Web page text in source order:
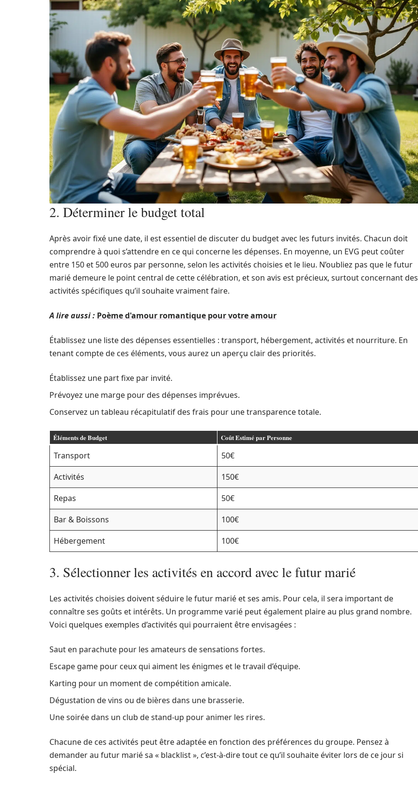
2. Déterminer le budget total
Après avoir fixé une date, il est essentiel de discuter du budget avec les futurs invités. Chacun doit
comprendre à quoi s’attendre en ce qui concerne les dépenses. En moyenne, un EVG peut coûter
entre 150 et 500 euros par personne, selon les activités choisies et le lieu. N’oubliez pas que le futur
marié demeure le point central de cette célébration, et son avis est précieux, surtout concernant des
activités spécifiques qu’il souhaite vraiment faire.
A lire aussi : Poème d'amour romantique pour votre amour
Établissez une liste des dépenses essentielles : transport, hébergement, activités et nourriture. En
tenant compte de ces éléments, vous aurez un aperçu clair des priorités.
Établissez une part fixe par invité.
Prévoyez une marge pour des dépenses imprévues.
Conservez un tableau récapitulatif des frais pour une transparence totale.
Éléments de Budget Coût Estimé par Personne
Transport
50€
Activités
150€
Repas
50€
Bar & Boissons
100€
Hébergement
100€
3. Sélectionner les activités en accord avec le futur marié
Les activités choisies doivent séduire le futur marié et ses amis. Pour cela, il sera important de
connaître ses goûts et intérêts. Un programme varié peut également plaire au plus grand nombre.
Voici quelques exemples d’activités qui pourraient être envisagées :
Saut en parachute pour les amateurs de sensations fortes.
Escape game pour ceux qui aiment les énigmes et le travail d’équipe.
Karting pour un moment de compétition amicale.
Dégustation de vins ou de bières dans une brasserie.
Une soirée dans un club de stand-up pour animer les rires.
Chacune de ces activités peut être adaptée en fonction des préférences du groupe. Pensez à
demander au futur marié sa « blacklist », c’est-à-dire tout ce qu’il souhaite éviter lors de ce jour si
spécial.